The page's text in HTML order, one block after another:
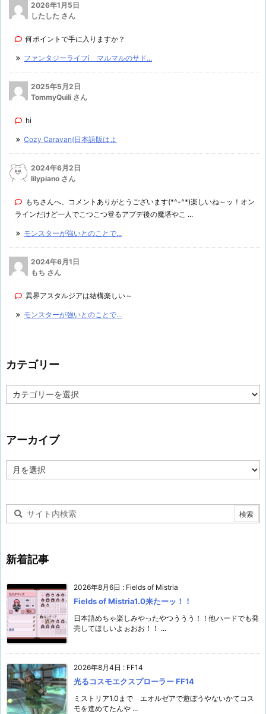
2026年1月5日
したした さん
何ポイントで手に入りますか？
ファンタジーライフi マルマルのサド...
2025年5月2日
TommyQuili さん
hi
Cozy Caravan(日本語版はよ
2024年6月2日
lilypiano さん
もちさんへ、コメントありがとうございます(*^-^*)楽しいね～ッ！オン
ラインだけど一人でこつこつ登るアプデ後の魔塔やこ ...
モンスターが強いとのことで...
2024年6月1日
もち さん
異界アスタルジアは結構楽しい～
モンスターが強いとのことで...
カテゴリー
テ
ー
アーカイブ
ー
新着記事
2026年8月6日 : Fields of Mistria
Fields of Mistria1.0来たーッ！！
日本語めちゃ楽しみやったやつううう！！他ハードでも発
売してほしいよぉおお！！ ...
2026年8月4日 : FF14
光るコスモエクスプローラー FF14
ミストリア1.0まで エオルゼアで遊ぼうやないかてコス
モを進めてたんや ...